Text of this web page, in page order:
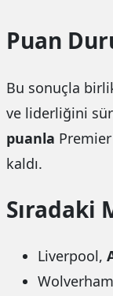
Puan
Bu sonuçla
ve liderliğini
puanla Premier
kaldı.
Sıradaki
Liverpool,